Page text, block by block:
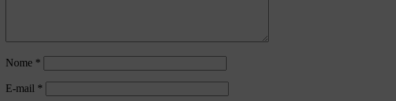
Nome *
E-mail *